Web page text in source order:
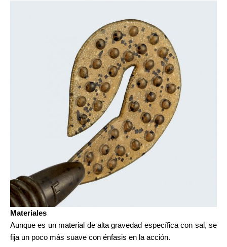
Materiales
Aunque es un material de alta gravedad específica con sal, se
fija un poco más suave con énfasis en la acción.